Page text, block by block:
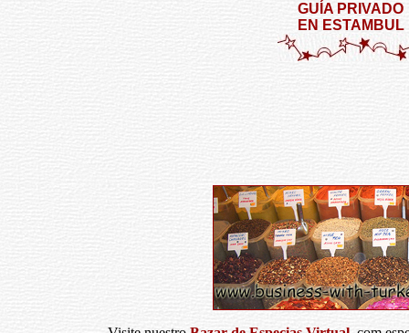
GUÍA PRIVADO
EN ESTAMBUL